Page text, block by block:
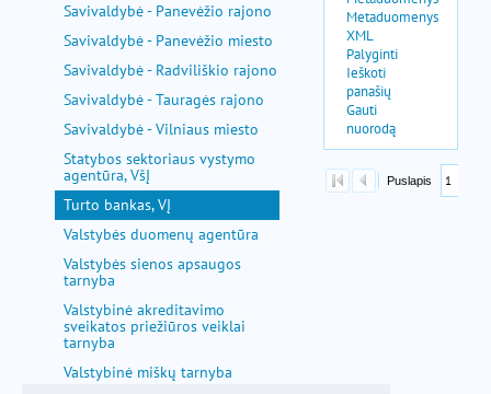
Savivaldybė - Panevėžio rajono
Savivaldybė - Panevėžio miesto
Savivaldybė - Radviliškio rajono
Savivaldybė - Tauragės rajono
Savivaldybė - Vilniaus miesto
Statybos sektoriaus vystymo
agentūra, VšĮ
Turto bankas, VĮ
Valstybės duomenų agentūra
Valstybės sienos apsaugos
tarnyba
Valstybinė akreditavimo
sveikatos priežiūros veiklai
tarnyba
Valstybinė miškų tarnyba